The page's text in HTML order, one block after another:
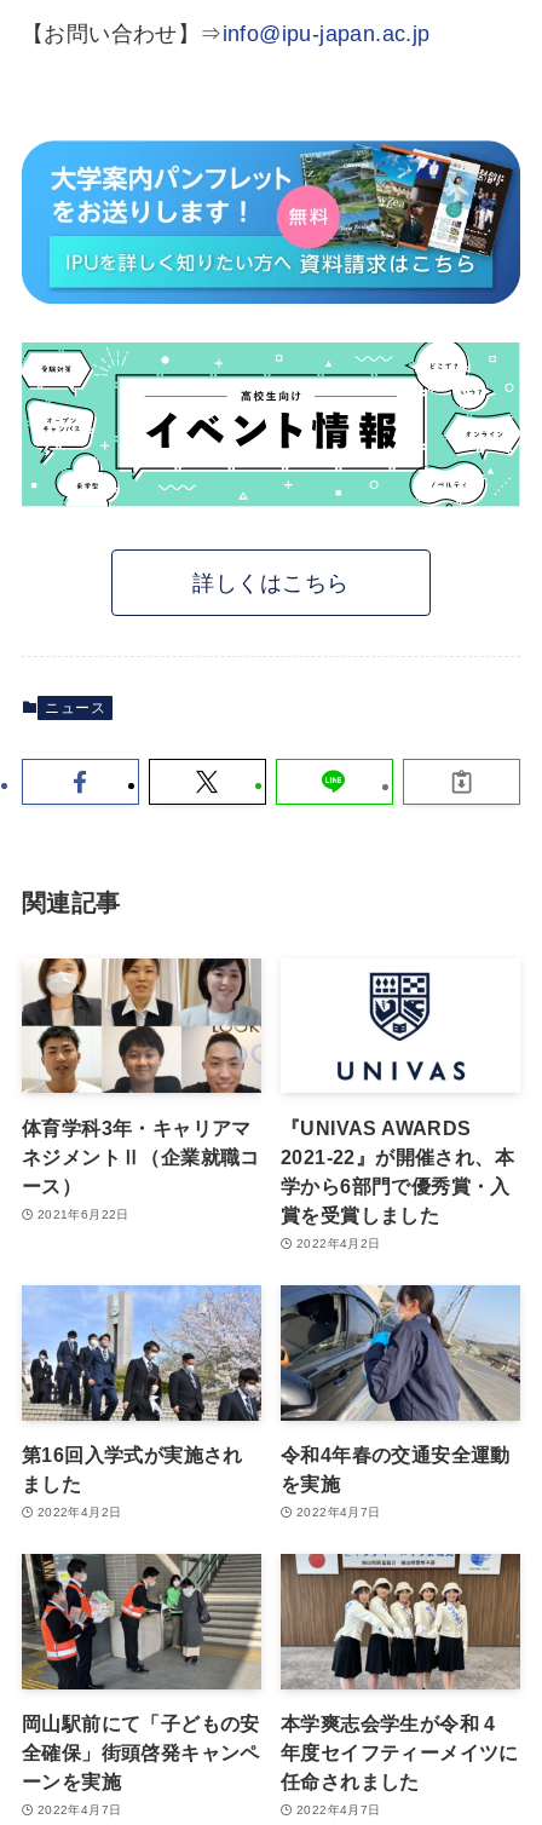
【お問い合わせ】⇒info@ipu-japan.ac.jp
詳しくはこちら
ニュース
関連記事
体育学科3年・キャリアマ
ネジメントⅡ（企業就職コ
ース）
2021年6月22日
『UNIVAS AWARDS
2021-22』が開催され、本
学から6部門で優秀賞・入
賞を受賞しました
2022年4月2日
第16回入学式が実施され
ました
2022年4月2日
令和4年春の交通安全運動
を実施
2022年4月7日
岡山駅前にて「子どもの安
全確保」街頭啓発キャンペ
ーンを実施
2022年4月7日
本学爽志会学生が令和 4
年度セイフティーメイツに
任命されました
2022年4月7日